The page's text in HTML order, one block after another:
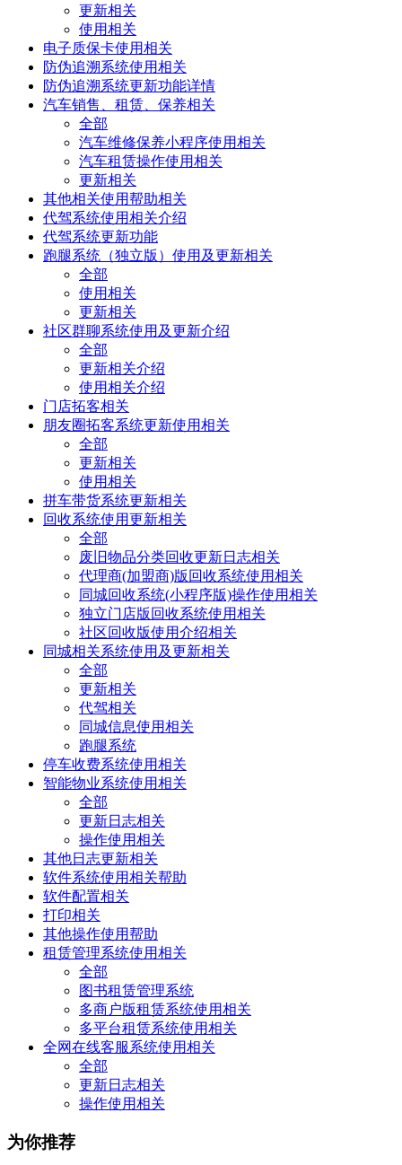
更新相关
使用相关
电子质保卡使用相关
防伪追溯系统使用相关
防伪追溯系统更新功能详情
汽车销售、租赁、保养相关
全部
汽车维修保养小程序使用相关
汽车租赁操作使用相关
更新相关
其他相关使用帮助相关
代驾系统使用相关介绍
代驾系统更新功能
跑腿系统（独立版）使用及更新相关
全部
使用相关
更新相关
社区群聊系统使用及更新介绍
全部
更新相关介绍
使用相关介绍
门店拓客相关
朋友圈拓客系统更新使用相关
全部
更新相关
使用相关
拼车带货系统更新相关
回收系统使用更新相关
全部
废旧物品分类回收更新日志相关
代理商(加盟商)版回收系统使用相关
同城回收系统(小程序版)操作使用相关
独立门店版回收系统使用相关
社区回收版使用介绍相关
同城相关系统使用及更新相关
全部
更新相关
代驾相关
同城信息使用相关
跑腿系统
停车收费系统使用相关
智能物业系统使用相关
全部
更新日志相关
操作使用相关
其他日志更新相关
软件系统使用相关帮助
软件配置相关
打印相关
其他操作使用帮助
租赁管理系统使用相关
全部
图书租赁管理系统
多商户版租赁系统使用相关
多平台租赁系统使用相关
全网在线客服系统使用相关
全部
更新日志相关
操作使用相关
为你推荐